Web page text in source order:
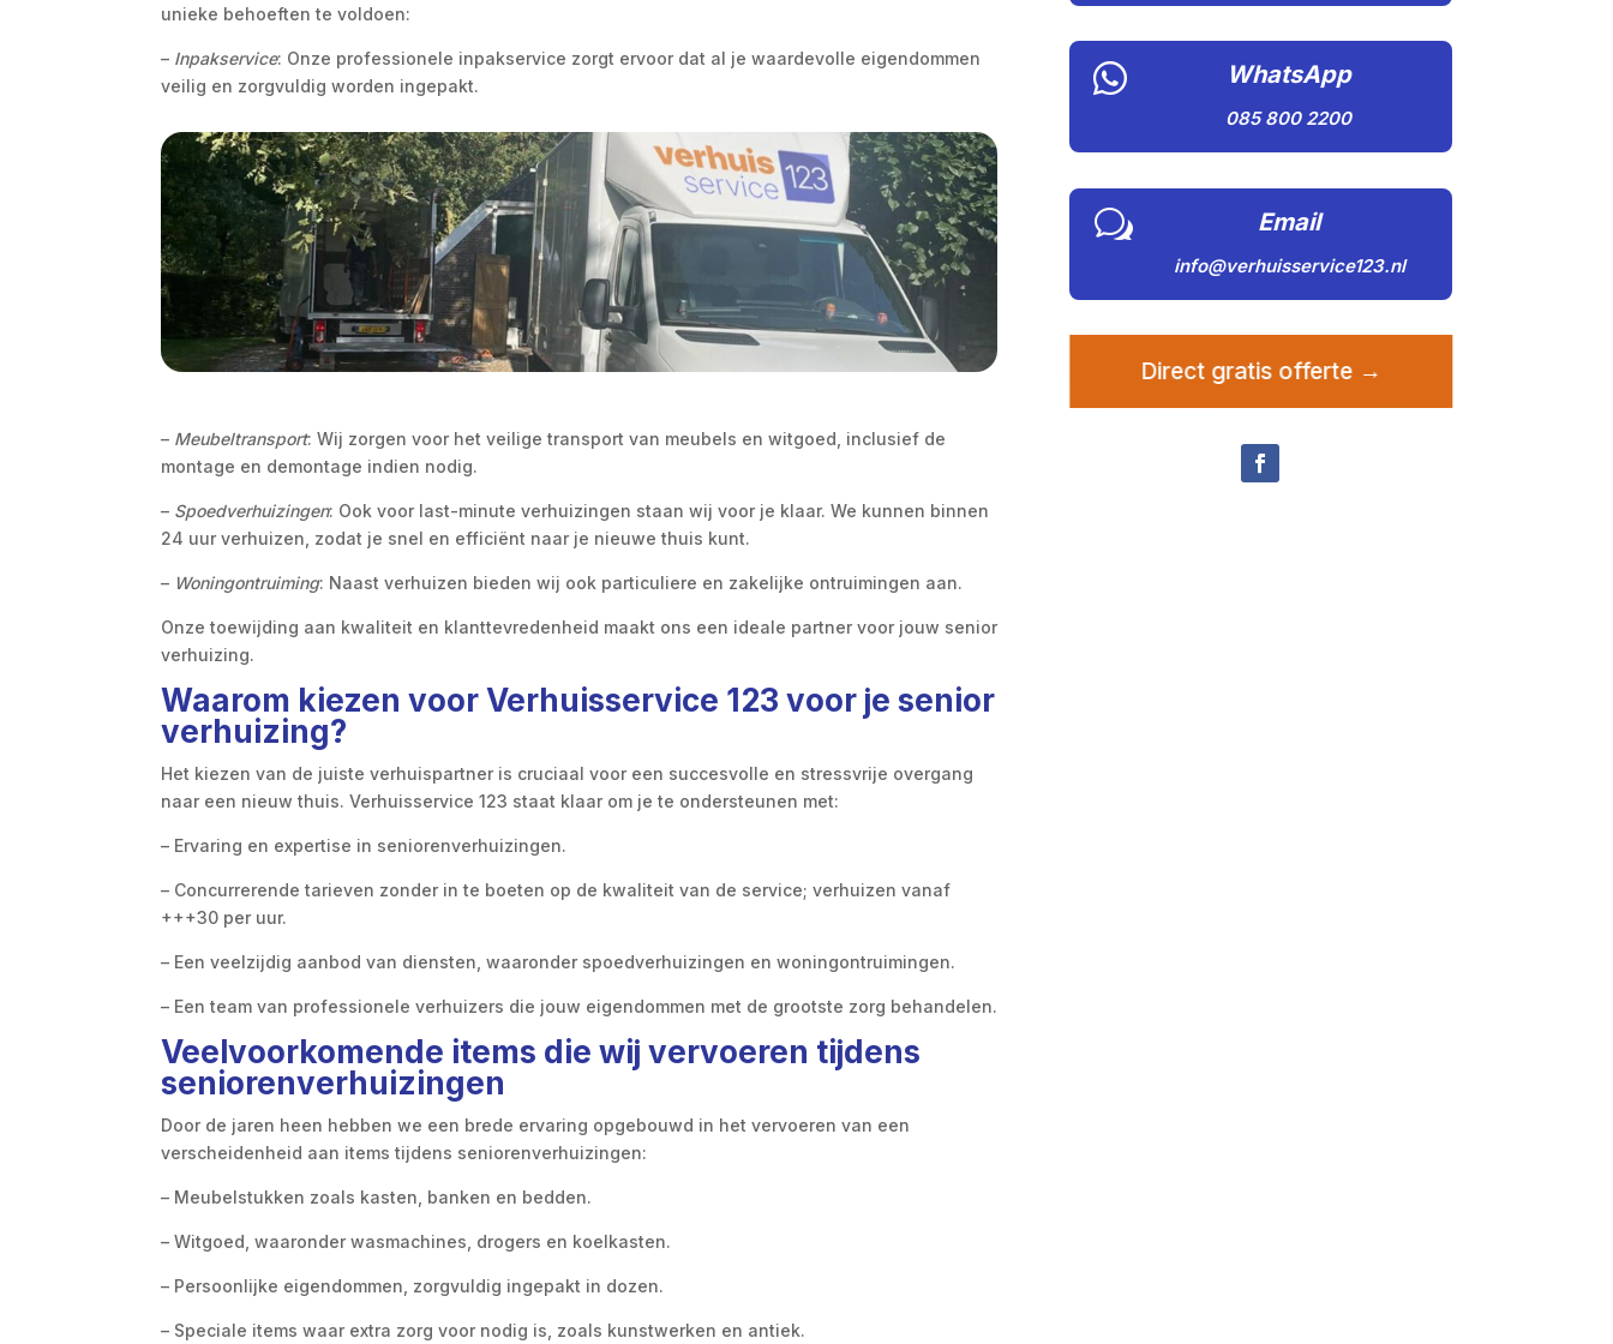
unieke behoeften te voldoen:
– Inpakservice: Onze professionele inpakservice zorgt ervoor dat al je waardevolle eigendommen
veilig en zorgvuldig worden ingepakt.
– Meubeltransport: Wij zorgen voor het veilige transport van meubels en witgoed, inclusief de
montage en demontage indien nodig.
– Spoedverhuizingen: Ook voor last-minute verhuizingen staan wij voor je klaar. We kunnen binnen
24 uur verhuizen, zodat je snel en efficiënt naar je nieuwe thuis kunt.
– Woningontruiming: Naast verhuizen bieden wij ook particuliere en zakelijke ontruimingen aan.
Onze toewijding aan kwaliteit en klanttevredenheid maakt ons een ideale partner voor jouw senior
verhuizing.
Waarom kiezen voor Verhuisservice 123 voor je senior
verhuizing?
Het kiezen van de juiste verhuispartner is cruciaal voor een succesvolle en stressvrije overgang
naar een nieuw thuis. Verhuisservice 123 staat klaar om je te ondersteunen met:
– Ervaring en expertise in seniorenverhuizingen.
– Concurrerende tarieven zonder in te boeten op de kwaliteit van de service; verhuizen vanaf
+++30 per uur.
– Een veelzijdig aanbod van diensten, waaronder spoedverhuizingen en woningontruimingen.
– Een team van professionele verhuizers die jouw eigendommen met de grootste zorg behandelen.
Veelvoorkomende items die wij vervoeren tijdens
seniorenverhuizingen
Door de jaren heen hebben we een brede ervaring opgebouwd in het vervoeren van een
verscheidenheid aan items tijdens seniorenverhuizingen:
– Meubelstukken zoals kasten, banken en bedden.
– Witgoed, waaronder wasmachines, drogers en koelkasten.
– Persoonlijke eigendommen, zorgvuldig ingepakt in dozen.
– Speciale items waar extra zorg voor nodig is, zoals kunstwerken en antiek.
 WhatsApp
085 800 2200
w Email
info@verhuisservice123.nl
Direct gratis offerte →